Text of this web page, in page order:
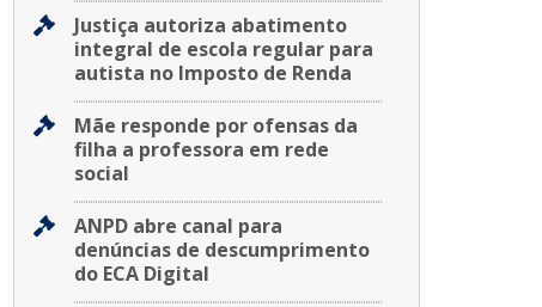
Justiça autoriza abatimento
integral de escola regular para
autista no Imposto de Renda
Mãe responde por ofensas da
filha a professora em rede
social
ANPD abre canal para
denúncias de descumprimento
do ECA Digital